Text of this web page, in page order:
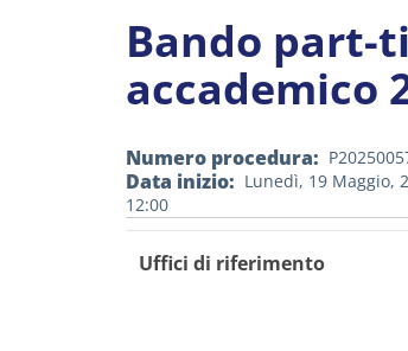
Bando part-
accademico
Numero procedura
Data inizio
Lunedì, 19 Maggio,
12:00
Uffici di riferimento